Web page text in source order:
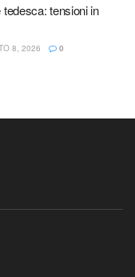
tensioni in
8, 2026 0